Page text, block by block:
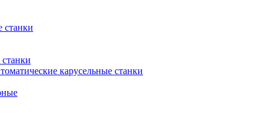
станки
карусельные станки